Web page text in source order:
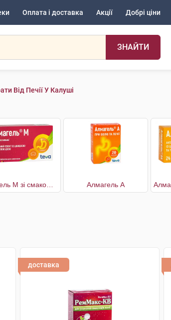
Оплата і доставка Акції Добрі ціни
ЗНАЙТИ
Від Печії У Калуші
Алмагель А
доставка